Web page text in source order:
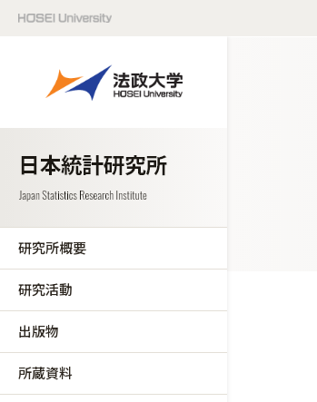
研究所概要
研究活動
出版物
所蔵資料